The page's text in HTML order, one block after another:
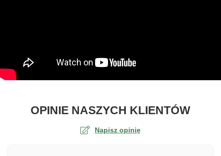
OPINIE NASZYCH KLIENTÓWO
Napisz opinię